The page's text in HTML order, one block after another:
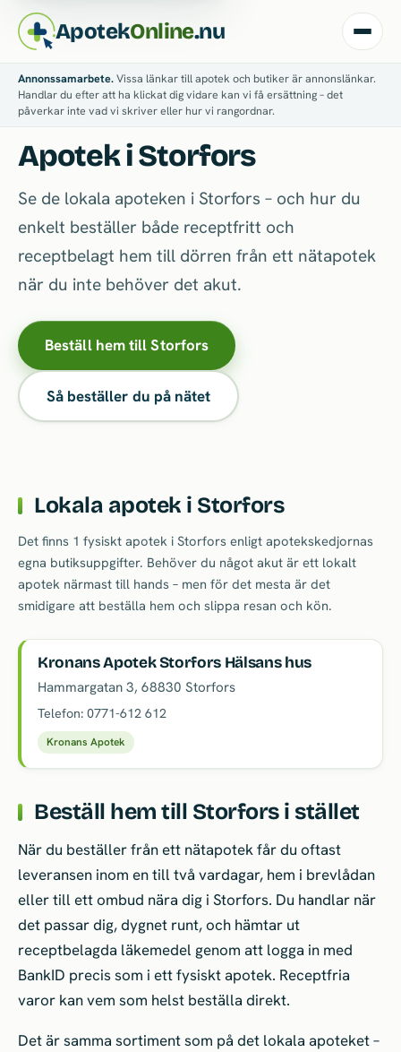
ApotekOnline.nu
Annonssamarbete.Vissa länkar till apotek och butiker är annonslänkar.
Handlar du efter att ha klickat dig vidare kan vi få ersättning – det
påverkar inte vad vi skriver eller hur vi rangordnar.
Apotek i Storfors
Se de lokala apoteken i Storfors – och hur du
enkelt beställer både receptfritt och
receptbelagt hem till dörren från ett nätapotek
när du inte behöver det akut.
Beställ hem till Storfors
Så beställer du på nätet
Lokala apotek i Storfors
Det finns 1 fysiskt apotek i Storfors enligt apotekskedjornas
egna butiksuppgifter. Behöver du något akut är ett lokalt
apotek närmast till hands – men för det mesta är det
smidigare att beställa hem och slippa resan och kön.
Kronans Apotek Storfors Hälsans hus
Hammargatan 3, 68830 Storfors
Telefon: 0771-612 612
Kronans Apotek
Beställ hem till Storfors i stället
När du beställer från ett nätapotek får du oftast
leveransen inom en till två vardagar, hem i brevlådan
eller till ett ombud nära dig i Storfors. Du handlar när
det passar dig, dygnet runt, och hämtar ut
receptbelagda läkemedel genom att logga in med
BankID precis som i ett fysiskt apotek. Receptfria
varor kan vem som helst beställa direkt.
Det är samma sortiment som på det lokala apoteket –